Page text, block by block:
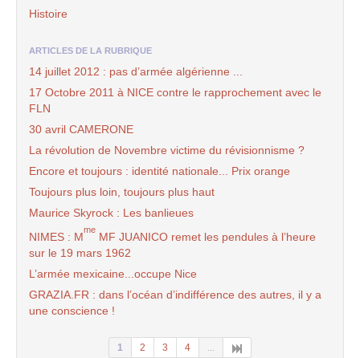
Histoire
ARTICLES DE LA RUBRIQUE
14 juillet 2012 : pas d’armée algérienne ...
17 Octobre 2011 à NICE contre le rapprochement avec le
FLN
30 avril CAMERONE
La révolution de Novembre victime du révisionnisme ?
Encore et toujours : identité nationale... Prix orange
Toujours plus loin, toujours plus haut
Maurice Skyrock : Les banlieues
NIMES : M
me
MF JUANICO remet les pendules à l’heure
sur le 19 mars 1962
L’armée mexicaine...occupe Nice
GRAZIA.FR : dans l’océan d’indifférence des autres, il y a
une conscience !
1 2 3 4